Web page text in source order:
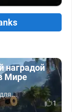
наградой
Мире
1